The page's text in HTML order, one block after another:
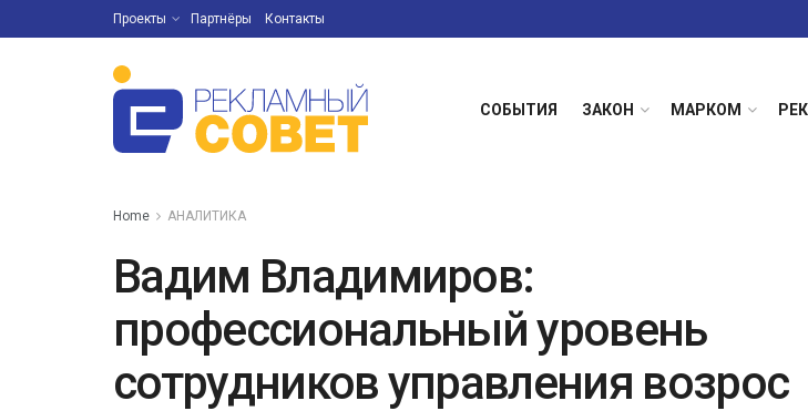
Проекты Партнёры Контакты
СОБЫТИЯ ЗАКОН МАРКОМ
Home АНАЛИТИКА
Вадим Владимиров:
профессиональный уровень
сотрудников управления возрос